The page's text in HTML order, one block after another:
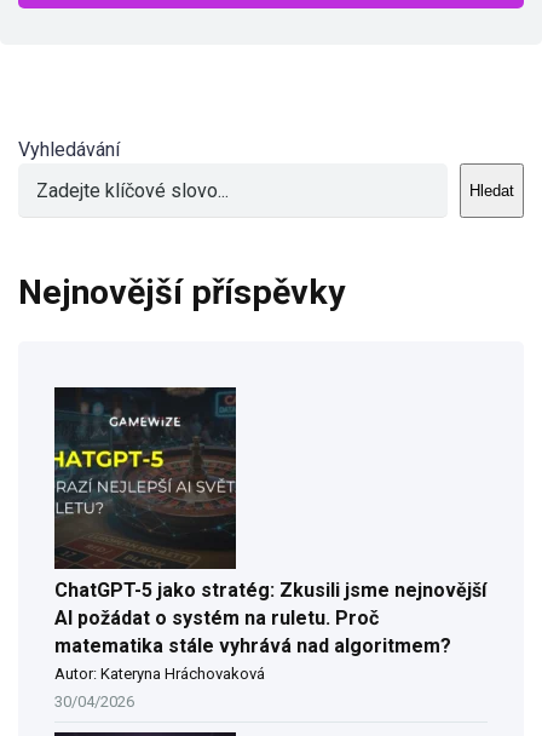
Vyhledávání
Hledat
Nejnovější příspěvky
ChatGPT-5 jako stratég: Zkusili jsme nejnovější
AI požádat o systém na ruletu. Proč
matematika stále vyhrává nad algoritmem?
Autor: Kateryna Hráchovaková
30/04/2026